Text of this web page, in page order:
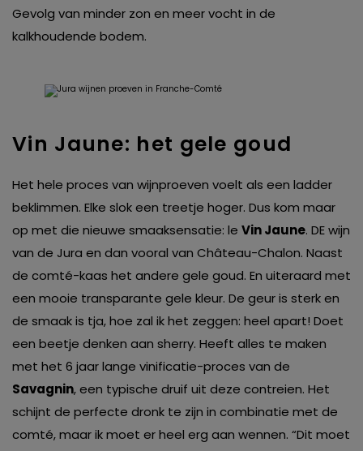
Gevolg van minder zon en meer vocht in de
kalkhoudende bodem.
Vin Jaune: het gele goud
Het hele proces van wijnproeven voelt als een ladder
beklimmen. Elke slok een treetje hoger. Dus kom maar
op met die nieuwe smaaksensatie: le Vin Jaune. DE wijn
van de Jura en dan vooral van Château-Chalon. Naast
de comté-kaas het andere gele goud. En uiteraard met
een mooie transparante gele kleur. De geur is sterk en
de smaak is tja, hoe zal ik het zeggen: heel apart! Doet
een beetje denken aan sherry. Heeft alles te maken
met het 6 jaar lange vinificatie-proces van de
Savagnin, een typische druif uit deze contreien. Het
schijnt de perfecte dronk te zijn in combinatie met de
comté, maar ik moet er heel erg aan wennen. “Dit moet